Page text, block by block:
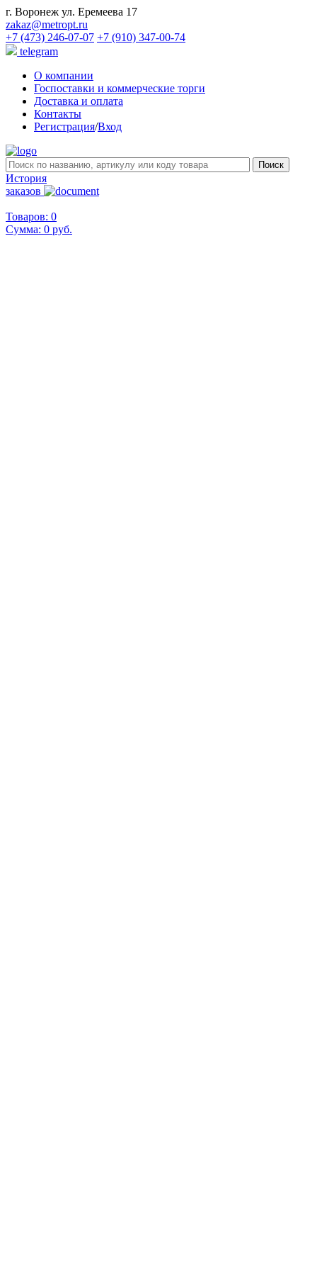
г. Воронеж ул. Еремеева 17
zakaz@metropt.ru
+7 (473) 246-07-07 +7 (910) 347-00-74
telegram
О компании
Госпоставки и коммерческие торги
Доставка и оплата
Контакты
Регистрация/Вход
История
заказов
Товаров: 0
Сумма: 0 руб.